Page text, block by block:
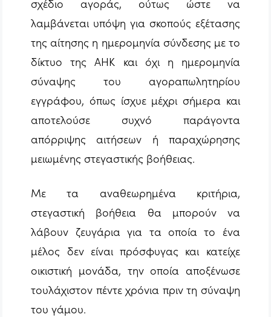
σχέδιο αγοράς, ούτως ώστε να
λαμβάνεται υπόψη για σκοπούς εξέτασης
της αίτησης η ημερομηνία σύνδεσης με το
δίκτυο της ΑΗΚ και όχι η ημερομηνία
σύναψης του αγοραπωλητηρίου
εγγράφου, όπως ίσχυε μέχρι σήμερα και
αποτελούσε συχνό παράγοντα
απόρριψης αιτήσεων ή παραχώρησης
μειωμένης στεγαστικής βοήθειας.
Με τα αναθεωρημένα κριτήρια,
στεγαστική βοήθεια θα μπορούν να
λάβουν ζευγάρια για τα οποία το ένα
μέλος δεν είναι πρόσφυγας και κατείχε
οικιστική μονάδα, την οποία αποξένωσε
τουλάχιστον πέντε χρόνια πριν τη σύναψη
του γάμου.